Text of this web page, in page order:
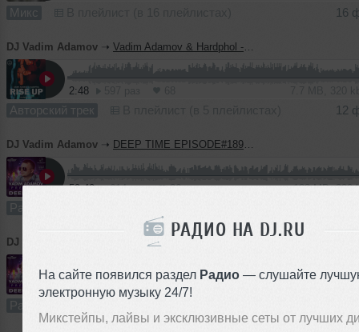
РАДИО НА DJ.RU
На сайте появился раздел Радио — слушайте
электронную музыку 24/7!
Микстейпы, лайвы и эксклюзивные сеты от лучших
Микс 16
DJ Vadim Adamov ➝ Vadim Adamov & Hardphol - Rise Up
2:48
Авторский трек 12
DJ Vadim Adamov ➝ DEEP TIME EPISODE#189 [Record Deep] (11-02-2021)
59:40 614 раз 36 138 MB, 320
Радио-шоу
DJ Vadim Adamov DEEP TIME EPISODE#188 [Record Deep] (04-02-2021
35 133 MB,
Радио-шоу